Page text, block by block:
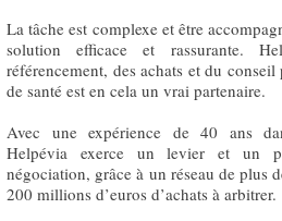
La tâche est complexe et être accompagné apparait comme une
solution efficace et rassurante.
référencement, des achats et du conseil
de santé est en cela un vrai partenaire.
Avec une expérience de 40 ans
Helpévia exerce un levier et un
négociation, grâce à un réseau de plus
200 millions d’euros d’achats à arbitrer.